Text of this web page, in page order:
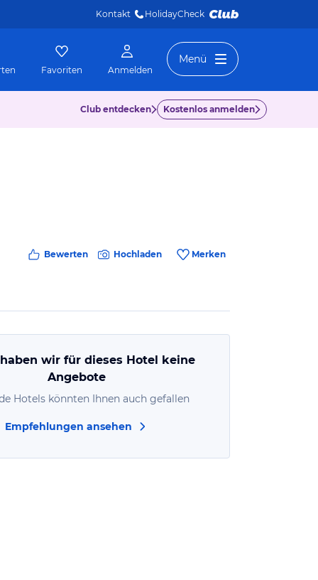
Kontakt HolidayCheck
Favoriten Anmelden
Menü
Club entdecken Kostenlos anmelden
Bewerten Hochladen Merken
wir für dieses Hotel keine
Angebote
Hotels könnten Ihnen auch gefallen
Empfehlungen ansehen